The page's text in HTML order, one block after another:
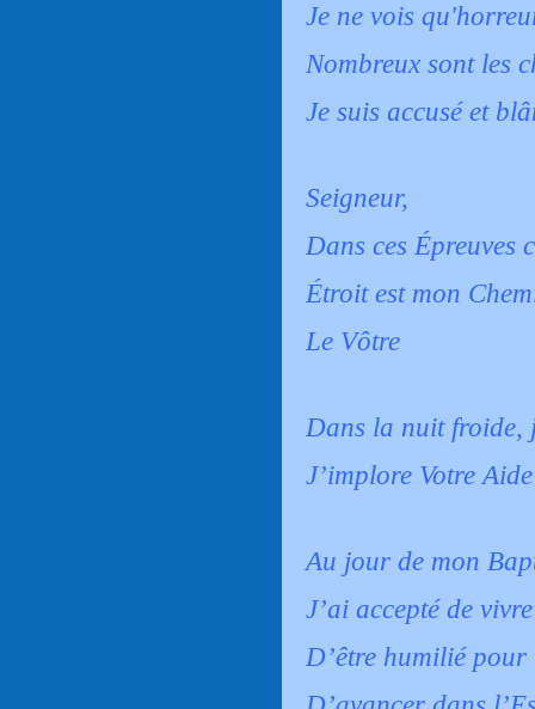
Je ne vois
Nombreux sont les
Je suis accusé et
Seigneur,
Dans ces Épreuves
Étroit est mon
Le Vôtre
Dans la nuit froide,
J’implore Votre Aide
Au jour de mon
J’ai accepté de
D’être humilié pour